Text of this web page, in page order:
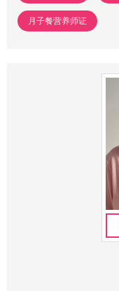
月子餐营养师证